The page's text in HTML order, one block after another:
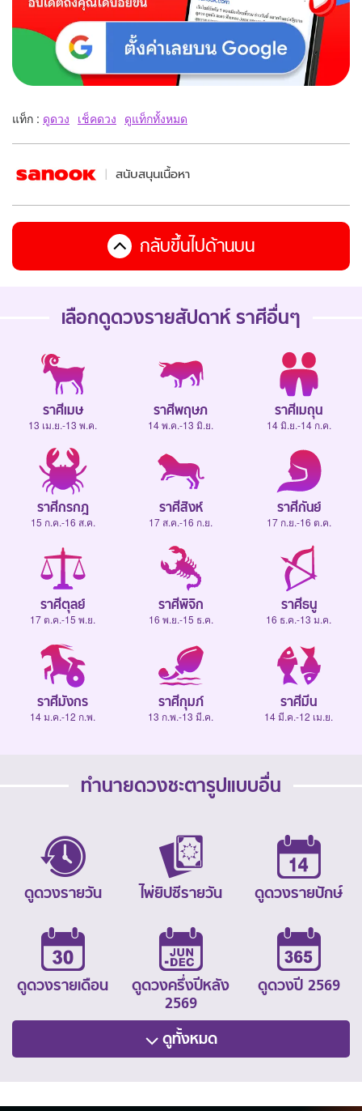
แท็ก : ดูดวง เช็คดวง ดูแท็กทั้งหมด
สนับสนุนเนื้อหา
กลับขึ้นไปด้านบน
เลือกดูดวงรายสัปดาห์ ราศีอื่นๆ
ราศีเมษ
13 เม.ย.-13 พ.ค.
ราศีพฤษภ
14 พ.ค.-13 มิ.ย.
ราศีเมถุน
14 มิ.ย.-14 ก.ค.
ราศีกรกฎ
15 ก.ค.-16 ส.ค.
ราศีสิงห์
17 ส.ค.-16 ก.ย.
ราศีกันย์
17 ก.ย.-16 ต.ค.
ราศีตุลย์
17 ต.ค.-15 พ.ย.
ราศีพิจิก
16 พ.ย.-15 ธ.ค.
ราศีธนู
16 ธ.ค.-13 ม.ค.
ราศีมังกร
14 ม.ค.-12 ก.พ.
ราศีกุมภ์
13 ก.พ.-13 มี.ค.
ราศีมีน
14 มี.ค.-12 เม.ย.
ทำนายดวงชะตารูปแบบอื่น
ดูดวงรายวัน ไพ่ยิปซีรายวัน ดูดวงรายปักษ์
ดูดวงรายเดือน
ดูดวงครึ่งปีหลัง
2569
ดูดวงปี 2569
ดูทั้งหมด